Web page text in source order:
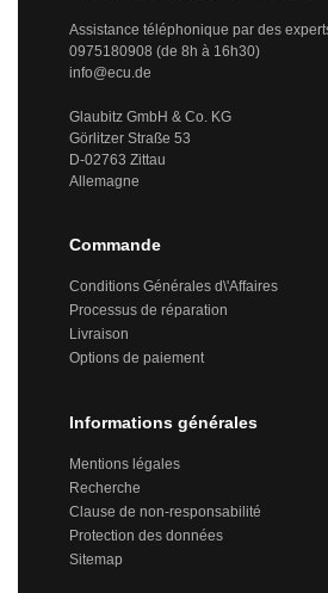
Assistance téléphonique par des
0975180908 (de 8h à 16h30)
info@ecu.de
Glaubitz GmbH & Co. KG
Görlitzer Straße 53
D-02763 Zittau
Allemagne
Commande
Conditions Générales d\'Affaires
Processus de réparation
Livraison
Options de paiement
Informations générales
Mentions légales
Recherche
Clause de non-responsabilité
Protection des données
Sitemap